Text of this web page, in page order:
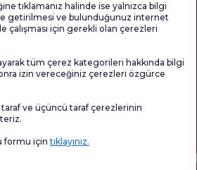
amaçlıdır. Tanı ve tedavi için mutlaka
Hastaneleri
549 455 55 46. - Güncelleme Tarihi: 07.08.2026
tıklamanız halinde ise yalnızca bilgi
getirilmesi ve bulunduğunuz internet
çalışması için gerekli olan çerezleri
tüm çerez kategorileri hakkında bilgi
izin vereceğiniz çerezleri özgürce
ve üçüncü taraf çerezlerinin
formu içintıklayınız.